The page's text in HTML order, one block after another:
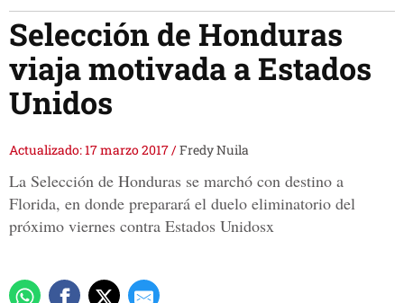
Selección de Honduras
viaja motivada a Estados
Unidos
Actualizado: 17 marzo 2017/Fredy Nuila
La Selección de Honduras se marchó con destino a
Florida, en donde preparará el duelo eliminatorio del
próximo viernes contra Estados Unidosx